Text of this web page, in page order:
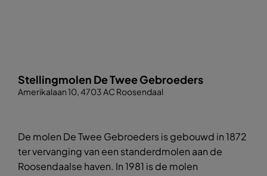
Stellingmolen De Twee Gebroeders
Amerikalaan 10, 4703 AC Roosendaal
De molen De Twee Gebroeders is gebouwd in 1872
ter vervanging van een standerdmolen aan de
Roosendaalse haven. In 1981 is de molen